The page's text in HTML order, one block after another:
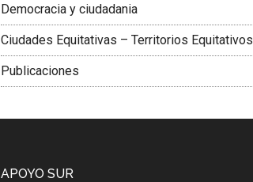
Democracia y ciudadania
Ciudades Equitativas – Territorios Equitativos
Publicaciones
APOYO SUR